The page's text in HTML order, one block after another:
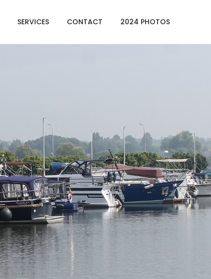
SERVICES CONTACT 2024 PHOTOS